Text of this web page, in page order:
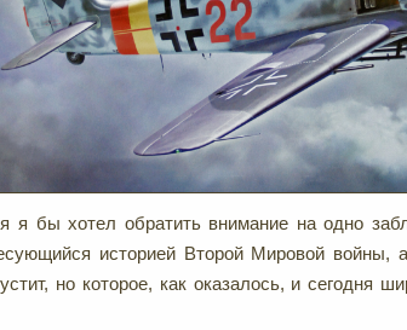
я бы хотел обратить внимание на одно
историей Второй Мировой войны,
но которое, как оказалось, и сегодня